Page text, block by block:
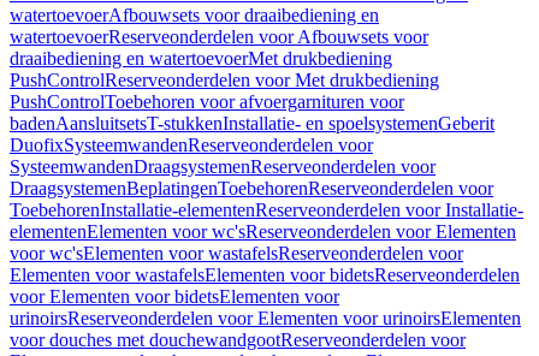
watertoevoerAfbouwsets voor draaibediening en
watertoevoerReserveonderdelen voor Afbouwsets voor
draaibediening en watertoevoerMet drukbediening
PushControlReserveonderdelen voor Met drukbediening
PushControlToebehoren voor afvoergarnituren voor
badenAansluitsetsT-stukkenInstallatie- en spoelsystemenGeberit
DuofixSysteemwandenReserveonderdelen voor
SysteemwandenDraagsystemenReserveonderdelen voor
DraagsystemenBeplatingenToebehorenReserveonderdelen voor
ToebehorenInstallatie-elementenReserveonderdelen voor Installatie-
elementenElementen voor wc'sReserveonderdelen voor Elementen
voor wc'sElementen voor wastafelsReserveonderdelen voor
Elementen voor wastafelsElementen voor bidetsReserveonderdelen
voor Elementen voor bidetsElementen voor
urinoirsReserveonderdelen voor Elementen voor urinoirsElementen
voor douches met douchewandgootReserveonderdelen voor